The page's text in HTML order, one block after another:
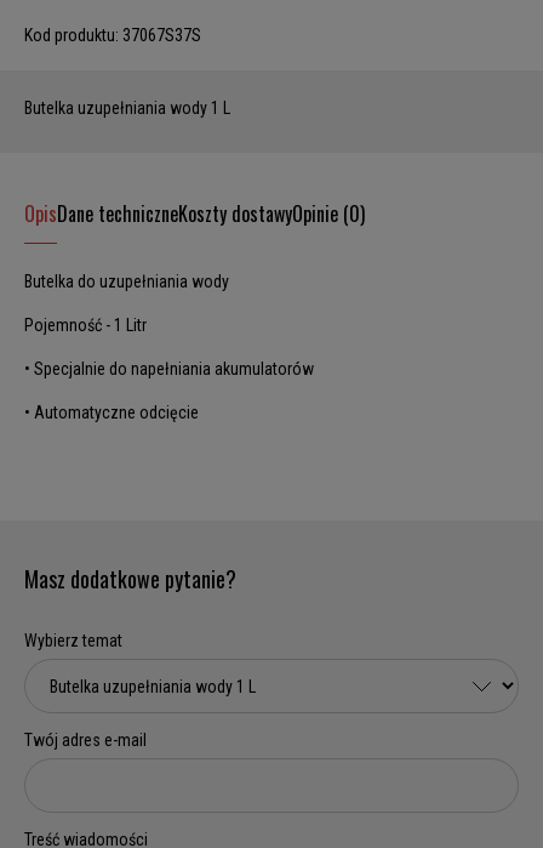
Kod produktu: 37067S37S
Butelka uzupełniania wody 1 L
OpisDane techniczneKoszty dostawyOpinie (0)
Butelka do uzupełniania wody
Pojemność - 1 Litr
• Specjalnie do napełniania akumulatorów
• Automatyczne odcięcie
Masz dodatkowe pytanie?